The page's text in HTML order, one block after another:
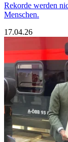
Rekorde werden
Menschen.
17.04.26